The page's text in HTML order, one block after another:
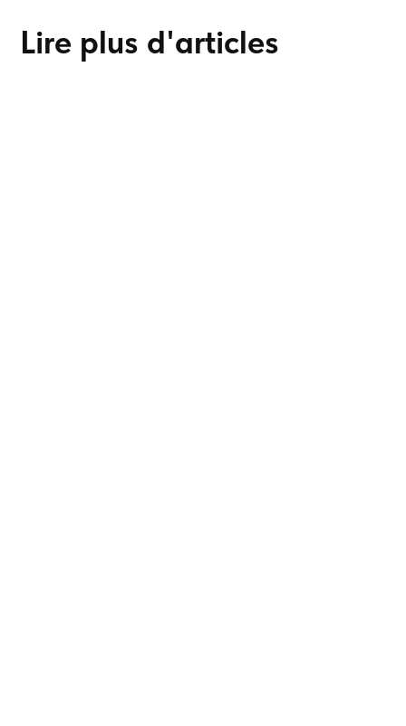
Lire plus d'articles